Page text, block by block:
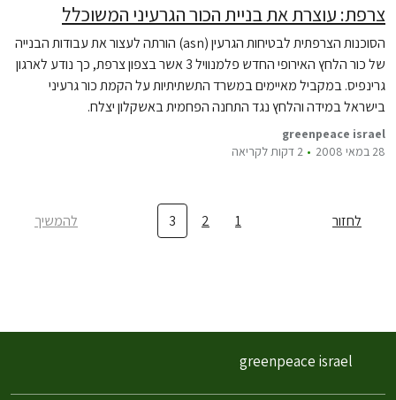
צרפת: עוצרת את בניית הכור הגרעיני המשוכלל
הסוכנות הצרפתית לבטיחות הגרעין (asn) הורתה לעצור את עבודות הבנייה
של כור הלחץ האירופי החדש פלמנוויל 3 אשר בצפון צרפת, כך נודע לארגון
גרינפיס. במקביל מאיימים במשרד התשתיתיות על הקמת כור גרעיני
בישראל במידה והלחץ נגד התחנה הפחמית באשקלון יצלח.
greenpeace israel
28 במאי 2008
2 דקות לקריאה
לחזור 1
2
3 להמשיך